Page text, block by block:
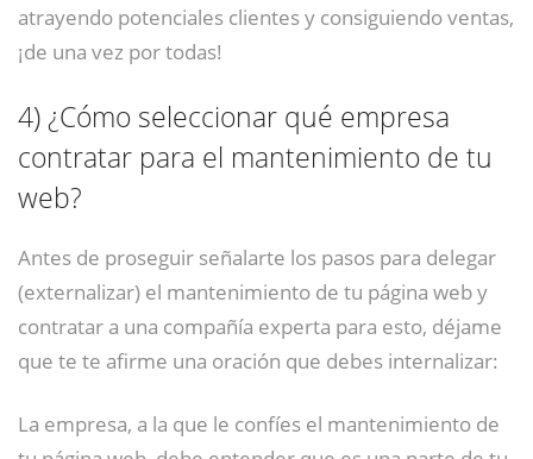
atrayendo potenciales clientes y consiguiendo ventas,
¡de una vez por todas!
4)¿Cómo seleccionar qué empresa
contratar para el mantenimiento de tu
web?
Antes de proseguir señalarte los pasos para delegar
(externalizar) el mantenimiento de tu página web y
contratar a una compañía experta para esto, déjame
que te te afirme una oración que debes internalizar:
La empresa, a la que le confíes el mantenimiento de